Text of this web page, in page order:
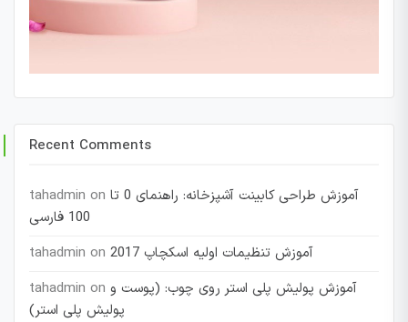
Recent Comments
tahadmin on آموزش طراحی کابینت آشپزخانه: راهنمای 0 تا
100 فارسی
tahadmin on
آموزش تنظیمات اولیه اسکچاپ 2017
tahadmin on آموزش پولیش پلی استر روی چوب: (پوست و
پولیش پلی استر)